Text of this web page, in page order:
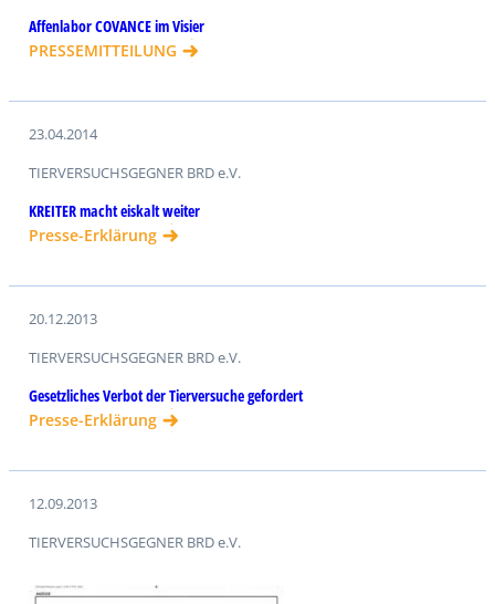
Affenlabor COVANCE im Visier
PRESSEMITTEILUNG
23.04.2014
TIERVERSUCHSGEGNER BRD e.V.
KREITER macht eiskalt weiter
Presse-Erklärung
20.12.2013
TIERVERSUCHSGEGNER BRD e.V.
Gesetzliches Verbot der Tierversuche gefordert
Presse-Erklärung
12.09.2013
TIERVERSUCHSGEGNER BRD e.V.